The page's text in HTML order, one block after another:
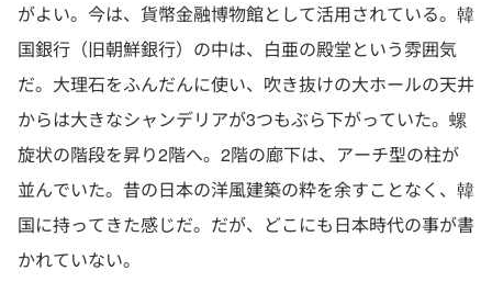
がよい。今は、貨幣金融博物館として活用されている。韓
国銀行（旧朝鮮銀行）の中は、白亜の殿堂という雰囲気
だ。大理石をふんだんに使い、吹き抜けの大ホールの天井
からは大きなシャンデリアが3つもぶら下がっていた。螺
旋状の階段を昇り2階へ。2階の廊下は、アーチ型の柱が
並んでいた。昔の日本の洋風建築の粋を余すことなく、韓
国に持ってきた感じだ。だが、どこにも日本時代の事が書
かれていない。